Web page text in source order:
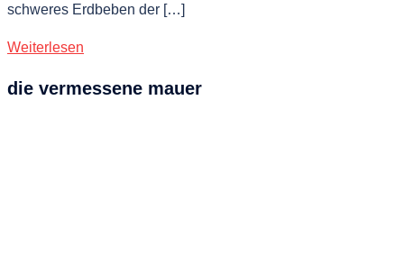
schweres Erdbeben der […]
Weiterlesen
die vermessene mauer